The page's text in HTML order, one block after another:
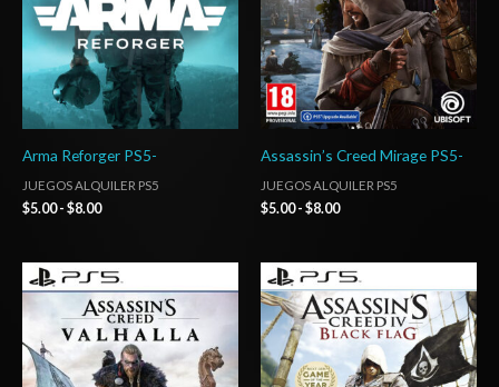
Arma Reforger PS5-
JUEGOS ALQUILER PS5
$5.00 - $8.00
Assassin’s Creed Mirage PS5-
JUEGOS ALQUILER PS5
$5.00 - $8.00
Rango
de
precios:
desde
$5.00
hasta
$8.00
Rango
de
precios:
desde
$4.00
hasta
$7.00